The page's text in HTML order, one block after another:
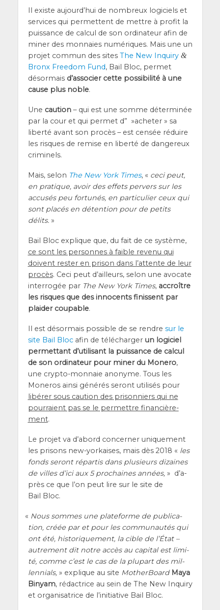
Il existe aujourd’­hui de nom­breux logi­ciels et
ser­vices qui per­mettent de mettre à pro­fit la
puis­sance de cal­cul de son ordi­na­teur afin de
miner des mon­naies numé­riques. Mais une un
pro­jet com­mun des sites The New Inqui­ry &
Bronx Free­dom Fund, Bail Bloc, per­met
désor­mais d’as­so­cier cette pos­si­bi­li­té à une
cause plus noble.
Une cau­tion – qui est une somme déter­mi­née
par la cour et qui per­met d” »ache­ter » sa
liber­té avant son pro­cès – est cen­sée réduire
les risques de remise en liber­té de dan­ge­reux
criminels.
Mais, selon The New York Times, « ceci peut,
en pra­tique, avoir des effets per­vers sur les
accu­sés peu for­tu­nés, en par­ti­cu­lier ceux qui
sont pla­cés en déten­tion pour de petits
délits.»
Bail Bloc explique que, du fait de ce sys­tème,
ce sont les per­sonnes à faible reve­nu qui
doivent res­ter en pri­son dans l’at­tente de leur
pro­cès. Ceci peut d’ailleurs, selon une avo­cate
inter­ro­gée par The New York Times, accroître
les risques que des inno­cents finissent par
plai­der cou­pable.
Il est désor­mais pos­sible de se rendre sur le
site Bail Blocafin de télé­char­ger un logi­ciel
per­met­tant d’u­ti­li­sant la puis­sance de cal­cul
de son ordi­na­teur pour miner du Mone­ro,
une cryp­to-mon­naie ano­nyme. Tous les
Mone­ros ain­si géné­rés seront uti­li­sés pour
libé­rer sous cau­tion des pri­son­niers qui ne
pour­raient pas se le per­mettre finan­ciè­re­
ment.
Le pro­jet va d’a­bord concer­ner uni­que­ment
les pri­sons new-yor­kaises, mais dès 2018 « les
fonds seront répar­tis dans plu­sieurs dizaines
de villes d’i­ci aux 5 pro­chaines années,» d’a­
près ce que l’on peut lire sur le site de
Bail Bloc.
« Nous sommes une pla­te­forme de publi­ca­
tion, créée par et pour les com­mu­nau­tés qui
ont été, his­to­ri­que­ment, la cible de l’É­tat –
autre­ment dit notre accès au capi­tal est limi­
té, comme c’est le cas de la plu­part des mil­
len­nials,» explique au site Mother­Board Maya
Binyam, rédac­trice au sein de The New Inqui­ry
et orga­ni­sa­trice de l’i­ni­tia­tive Bail Bloc.